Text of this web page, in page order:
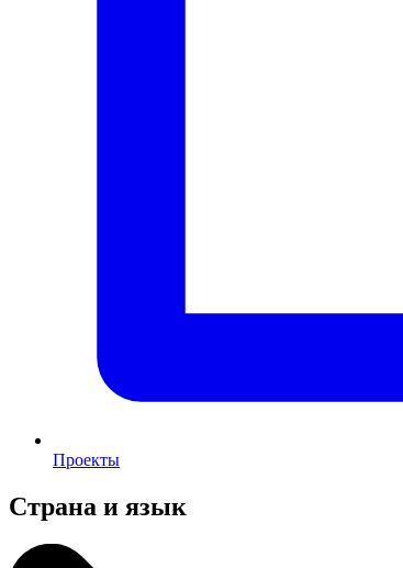
Проекты
Страна и язык